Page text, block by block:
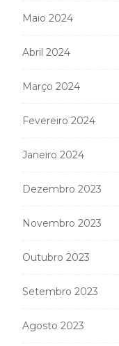
Maio 2024
Abril 2024
Março 2024
Fevereiro 2024
Janeiro 2024
Dezembro 2023
Novembro 2023
Outubro 2023
Setembro 2023
Agosto 2023